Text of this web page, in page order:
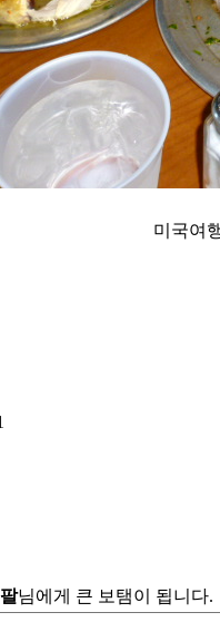
미국여
님에게 큰 보탬이 됩니다.